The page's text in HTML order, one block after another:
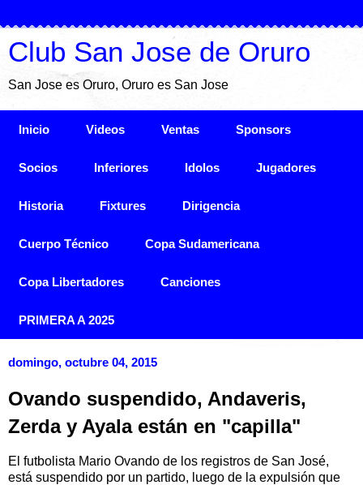
Club San Jose de Oruro
San Jose es Oruro, Oruro es San Jose
Inicio Videos Ventas Sponsors
Socios Inferiores Idolos Jugadores
Historia Fixtures Dirigencia
Cuerpo Técnico Copa Sudamericana
Copa Libertadores Canciones
PRIMERA A 2025
domingo, octubre 04, 2015
Ovando suspendido, Andaveris,
Zerda y Ayala están en "capilla"
El futbolista Mario Ovando de los registros de San José,
está suspendido por un partido, luego de la expulsión que